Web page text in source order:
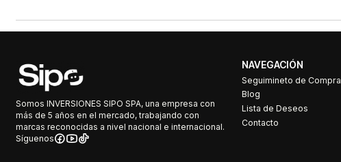
Somos INVERSIONES SIPO SPA, una empresa con
más de 5 años en el mercado, trabajando con
marcas reconocidas a nivel nacional e internacional.
Síguenos
NAVEGACIÓN
Seguimineto de Compra
Blog
Lista de Deseos
Contacto